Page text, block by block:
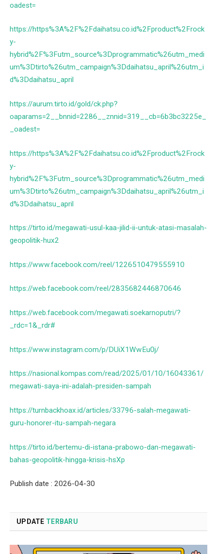
oadest=
https://https%3A%2F%2Fdaihatsu.co.id%2Fproduct%2Frock
y-
hybrid%2F%3Futm_source%3Dprogrammatic%26utm_medi
um%3Dtirto%26utm_campaign%3Ddaihatsu_april%26utm_i
d%3Ddaihatsu_april
https://aurum.tirto.id/gold/ck.php?
oaparams=2__bnnid=2286__znnid=319__cb=6b3bc3225e_
_oadest=
https://https%3A%2F%2Fdaihatsu.co.id%2Fproduct%2Frock
y-
hybrid%2F%3Futm_source%3Dprogrammatic%26utm_medi
um%3Dtirto%26utm_campaign%3Ddaihatsu_april%26utm_i
d%3Ddaihatsu_april
https://tirto.id/megawati-usul-kaa-jilid-ii-untuk-atasi-masalah-
geopolitik-hux2
https://www.facebook.com/reel/1226510479555910
https://web.facebook.com/reel/2835682446870646
https://web.facebook.com/megawati.soekarnoputri/?
_rdc=1&_rdr#
https://www.instagram.com/p/DUiX1WwEu0j/
https://nasional.kompas.com/read/2025/01/10/16043361/
megawati-saya-ini-adalah-presiden-sampah
https://turnbackhoax.id/articles/33796-salah-megawati-
guru-honorer-itu-sampah-negara
https://tirto.id/bertemu-di-istana-prabowo-dan-megawati-
bahas-geopolitik-hingga-krisis-hsXp
Publish date : 2026-04-30
UPDATE TERBARU